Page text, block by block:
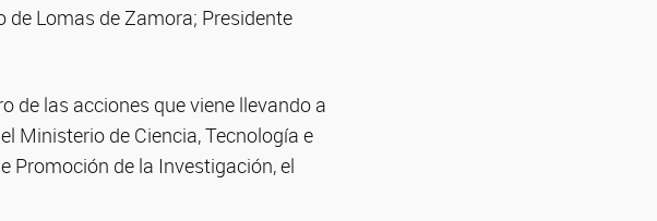
de Lomas de Zamora; Presidente
de las acciones que viene llevando a
Ministerio de Ciencia, Tecnología e
Promoción de la Investigación, el